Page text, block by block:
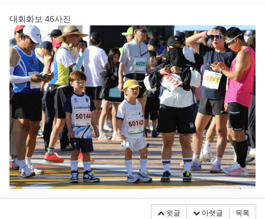
대회화보 46사진
윗글 아랫글 목록